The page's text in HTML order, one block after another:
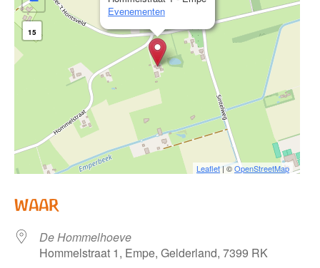
Evenementen
15
Leaflet | ©OpenStreetMap
WAAR
De Hommelhoeve
Hommelstraat 1, Empe, Gelderland, 7399 RK